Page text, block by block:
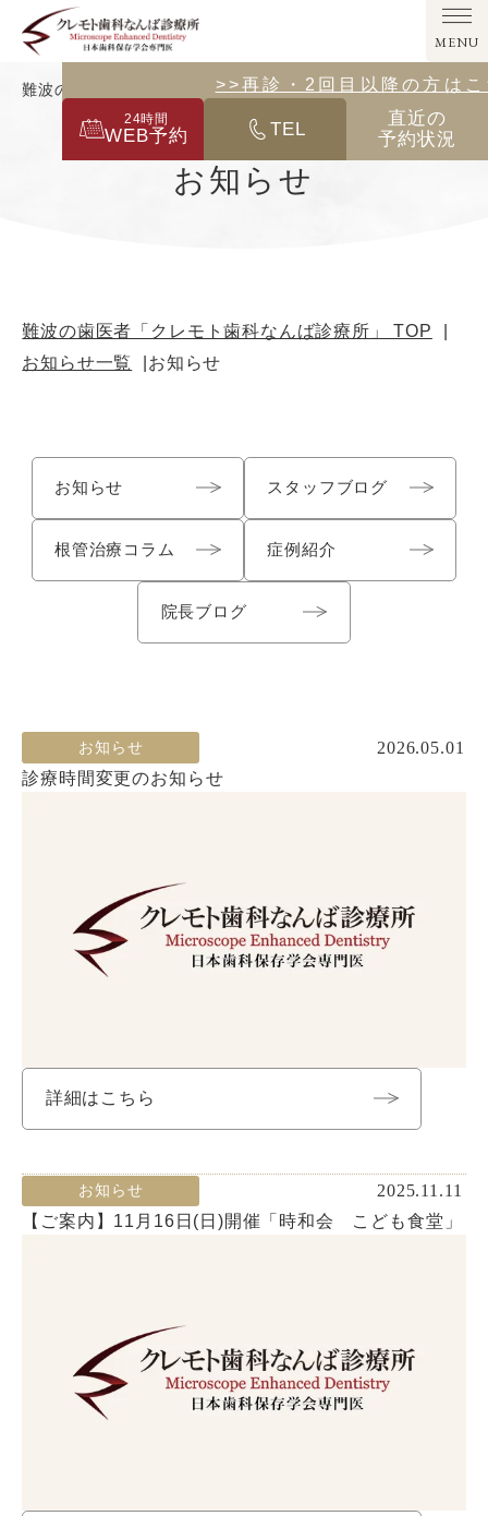
難波の歯医者「クレモト歯科なんば診療所」｜お知らせ
お知らせ
難波の歯医者「クレモト歯科なんば診療所」 TOP
お知らせ一覧
お知らせ
お知らせ スタッフブログ
根管治療コラム 症例紹介
院長ブログ
お知らせ 2026.05.01
診療時間変更のお知らせ
詳細はこちら
お知らせ 2025.11.11
【ご案内】11月16日(日)開催「時和会 こども食堂」
MENU
WEB予約
24時間 TEL
直近の
予約状況
>>その他の診療メニューは
>>再診・2回目以降の方は